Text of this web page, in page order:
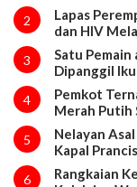
2
Lapas
dan HIV
3
Satu Pemain
Dipanggil
4
Pemkot
Merah Putih
5
Nelayan
Kapal
6
Rangkaian